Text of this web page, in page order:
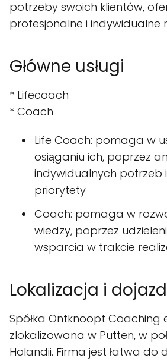
potrzeby swoich klientów,
profesjonalne i indywidualne
Główne usługi
* Lifecoach
* Coach
Life Coach: pomaga w
osiąganiu ich, poprzez
indywidualnych potrzeb
priorytety
Coach: pomaga w
wiedzy, poprzez
wsparcia w trakcie
Lokalizacja i dojazd
Spółka Ontknoopt Coaching
zlokalizowana w Putten, w
Holandii. Firma jest łatwa do